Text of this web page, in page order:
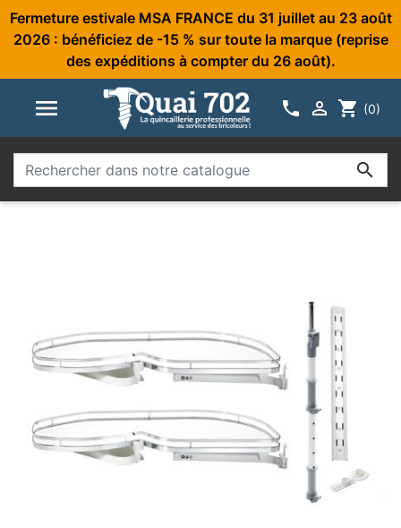
Fermeture estivale MSA FRANCE du 31 juillet au 23 août
2026 : bénéficiez de -15 % sur toute la marque (reprise
des expéditions à compter du 26 août).
   shopping_cart (0)
